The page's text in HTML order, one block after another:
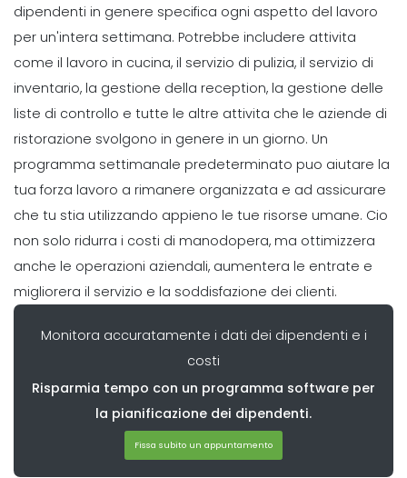
programmazione e piu redditizio per
la tua azienda
Michelle Jaco Oct 12, 2020
Leggi sul lavoro del ristorante
Spiegate
Michelle Jaco Oct 12, 2020
Come trasformare la pianificazione
un'app Pianificazione
Michelle Jaco
Come comunicare come team in un
ristorante la
Michelle Jaco Oct 12, 2020
dipendenti in genere specifica ogni aspetto del lavoro
per un'intera settimana. Potrebbe includere attivita
come il lavoro in cucina, il servizio di pulizia, il servizio di
inventario, la gestione della reception, la gestione delle
liste di controllo e tutte le altre attivita che le aziende di
ristorazione svolgono in genere in un giorno. Un
programma settimanale predeterminato puo aiutare la
tua forza lavoro a rimanere organizzata e ad assicurare
che tu stia utilizzando appieno le tue risorse umane. Cio
non solo ridurra i costi di manodopera, ma ottimizzera
anche le operazioni aziendali, aumentera le entrate e
migliorera il servizio e la soddisfazione dei clienti.
Monitora accuratamente i dati dei dipendenti e i
costi
Risparmia tempo con un programma software per
la pianificazione dei dipendenti.
Fissa subito un appuntamento